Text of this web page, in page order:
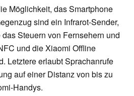
Möglichkeit, das Smartphone
sind ein Infrarot-Sender,
Steuern von Fernsehern und
und die Xiaomi Offline
Letztere erlaubt Sprachanrufe
auf einer Distanz von bis zu
Handys.